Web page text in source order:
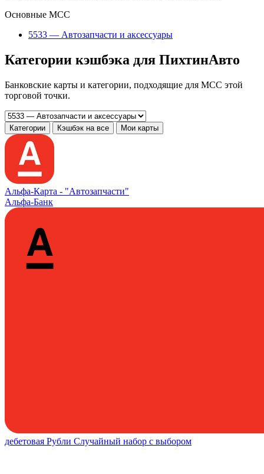
Основные MCC
5533 — Автозапчасти и аксессуары
Категории кэшбэка для ПихтинАвто
Банковские карты и категории, подходящие для MCC этой
торговой точки.
Категории Кэшбэк на все Мои карты
Альфа‑Карта - "Автозапчасти"
Альфа-Банк
дебетовая Рубли Случайный набор с выбором